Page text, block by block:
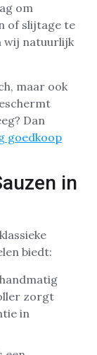
om
of slijtage te
wij natuurlijk
maar ook
Dan
goedkoop
in
biedt:
zorgt
in